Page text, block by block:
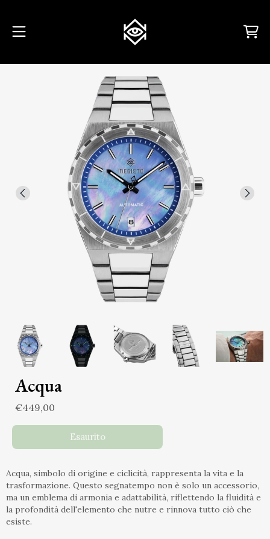
Carrello
Acqua
€449,00
Esaurito
Acqua, simbolo di origine e ciclicità, rappresenta la vita e la
trasformazione. Questo segnatempo non è solo un accessorio,
ma un emblema di armonia e adattabilità, riflettendo la fluidità e
la profondità dell'elemento che nutre e rinnova tutto ciò che
esiste.